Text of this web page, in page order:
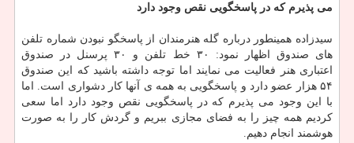
می پذیرم كه در پاسخگویی نقص وجود دارد
سیدزاده همینطور درباره گله هنرمندان از پاسخگو نبودن شماره تلفن
های صندوق اظهار نمود: ۳۰ خط تلفن و ۳۰ پرسنل در صندوق
اعتباری هنر فعالیت می نمایند اما توجه داشته باشید كه این صندوق
۵۴ هزار عضو دارد و پاسخگویی به همه ی آنها كار دشواری است. اما
با این وجود می پذیرم كه در پاسخگویی نقص وجود دارد اما سعی
كردیم همه چیز را به فضای مجازی ببریم و گردش كار را به صورت
هوشمند انجام دهیم.